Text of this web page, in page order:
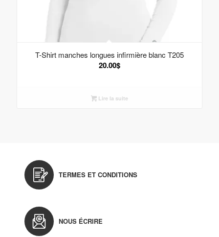
T-Shirt manches longues infirmière blanc T205
20.00$
Lire la suite
TERMES ET CONDITIONS
NOUS ÉCRIRE